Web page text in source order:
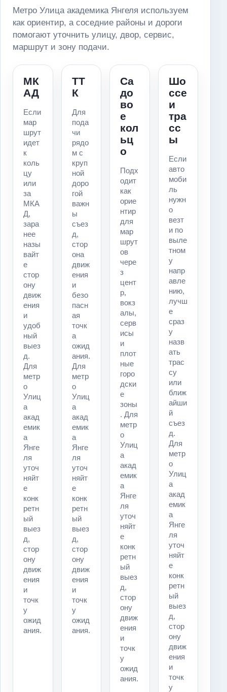
Метро Улица академика Янгеля используем
как ориентир, а соседние районы и дороги
помогают уточнить улицу, двор, сервис,
маршрут и зону подачи.
МК
АД
Если
мар
шрут
идет
к
коль
цу
или
за
МКА
Д,
зара
нее
назы
вайт
е
стор
ону
движ
ения
и
удоб
ный
выез
д.
Для
метр
о
Улиц
а
акад
емик
а
Янге
ля
уточ
няйт
е
конк
ретн
ый
выез
д,
стор
ону
движ
ения
и
точк
у
ожид
ания.
ТТ
К
Для
пода
чи
рядо
м с
круп
ной
доро
гой
важн
ы
съез
д,
стор
она
движ
ения
и
безо
пасн
ая
точк
а
ожид
ания.
Для
метр
о
Улиц
а
акад
емик
а
Янге
ля
уточ
няйт
е
конк
ретн
ый
выез
д,
стор
ону
движ
ения
и
точк
у
ожид
ания.
Са
до
во
е
кол
ьц
о
Подх
одит
как
орие
нтир
для
мар
шрут
ов
чере
з
цент
р,
вокз
алы,
серв
исы
и
плот
ные
горо
дски
е
зоны
. Для
метр
о
Улиц
а
акад
емик
а
Янге
ля
уточ
няйт
е
конк
ретн
ый
выез
д,
стор
ону
движ
ения
и
точк
у
ожид
ания.
Шо
ссе
и
тра
сс
ы
Если
авто
моби
ль
нужн
о
везт
и по
выле
тном
у
напр
авле
нию,
лучш
е
сраз
у
назв
ать
трас
су
или
ближ
айши
й
съез
д.
Для
метр
о
Улиц
а
акад
емик
а
Янге
ля
уточ
няйт
е
конк
ретн
ый
выез
д,
стор
ону
движ
ения
и
точк
у